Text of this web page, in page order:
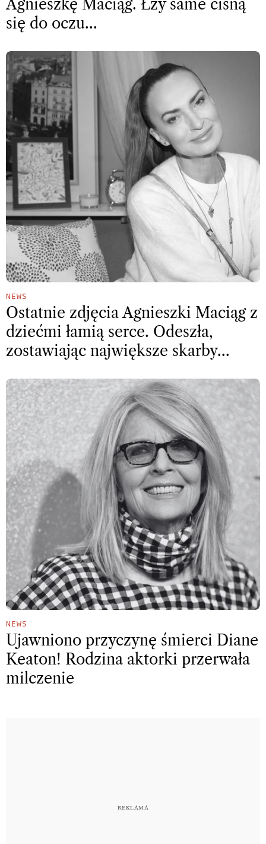
Agnieszkę Maciąg. Łzy same cisną
się do oczu…
NEWS
Ostatnie zdjęcia Agnieszki Maciąg z
dziećmi łamią serce. Odeszła,
zostawiając największe skarby…
NEWS
Ujawniono przyczynę śmierci Diane
Keaton! Rodzina aktorki przerwała
milczenie